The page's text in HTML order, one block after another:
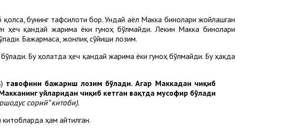
бунинг тафсилоти бор. Ундай аёл Макка бинолари жойлашган
ҳеч қандай жарима ёки гуноҳ бўлмайди. Лекин Макка бинолари
Бажармаса, жонлиқ сўйиши лозим.
Бу ҳолатда ҳеч қандай жарима ёки гуноҳ бўлмайди. Бу ҳақда
тавофини бажариш лозим бўлади. Агар Маккадан чиқиб
уйларидан чиқиб кетган вақтда мусофир бўлади
сорий” китоби).
китобларда ҳам айтилган.